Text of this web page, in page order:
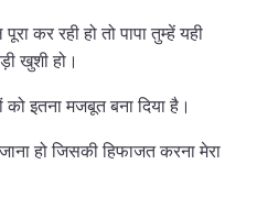
कर रही हो तो पापा तुम्हें यही
खुशी हो।
को इतना मजबूत बना दिया है।
हो जिसकी हिफाजत करना मेरा